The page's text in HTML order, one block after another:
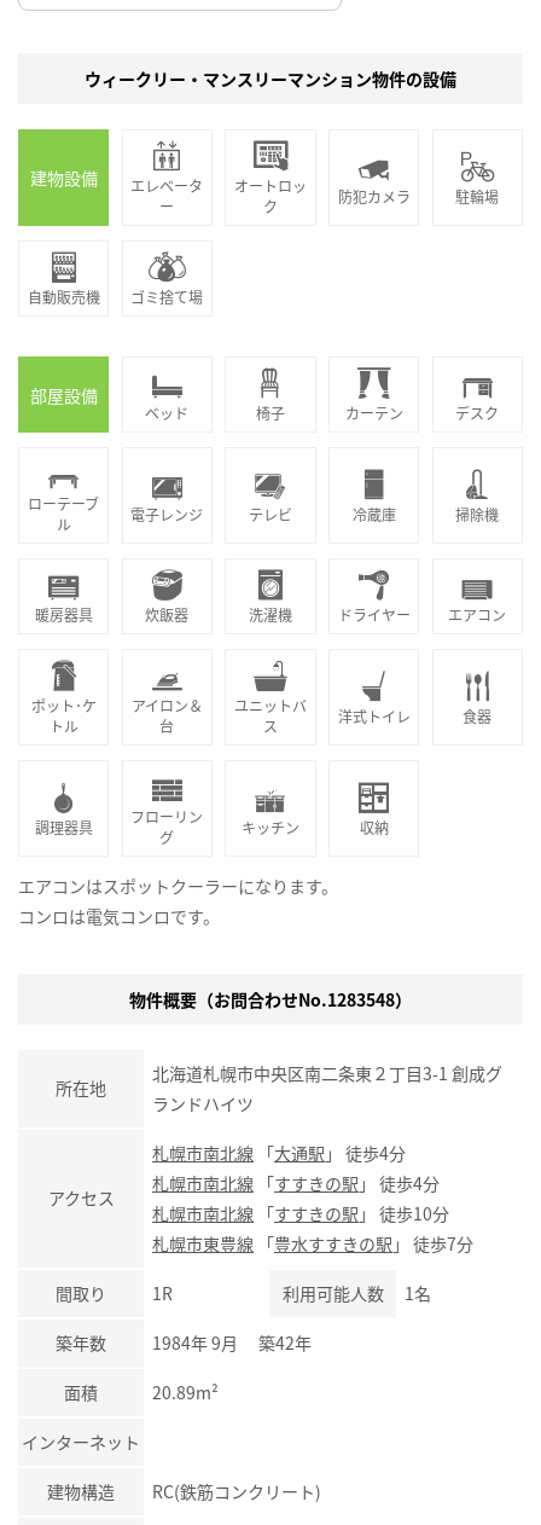
ウィークリー・マンスリーマンション物件の設備
建物設備
エレベータ
ー
オートロッ
ク
防犯カメラ 駐輪場
自動販売機 ゴミ捨て場
部屋設備
ベッド 椅子 カーテン デスク
ローテーブ
ル
電子レンジ テレビ 冷蔵庫 掃除機
暖房器具 炊飯器 洗濯機 ドライヤー エアコン
ポット･ケ
トル
アイロン＆
台
ユニットバ
ス
洋式トイレ 食器
調理器具
フローリン
グ
キッチン 収納
エアコンはスポットクーラーになります。
コンロは電気コンロです。
物件概要（お問合わせNo.1283548）
所在地
北海道札幌市中央区南二条東２丁目3-1 創成グ
ランドハイツ
アクセス
札幌市南北線 「大通駅 」 徒歩4分
札幌市南北線 「すすきの駅 」 徒歩4分
札幌市南北線 「すすきの駅 」 徒歩10分
札幌市東豊線 「豊水すすきの駅 」 徒歩7分
間取り 1R 利用可能人数 1名
築年数 1984年 9月 築42年
面積 20.89m²
インターネット
建物構造 RC(鉄筋コンクリート)